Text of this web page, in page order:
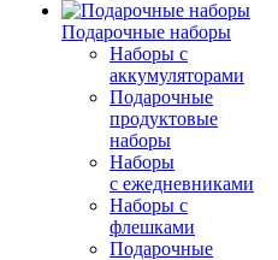
Подарочные наборы
Наборы с
аккумуляторами
Подарочные
продуктовые
наборы
Наборы
с ежедневниками
Наборы с
флешками
Подарочные